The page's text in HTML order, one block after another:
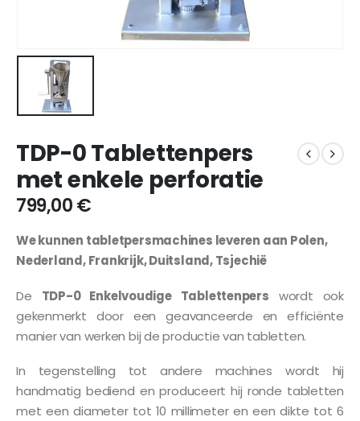
TDP-0 Tablettenpers
met enkele perforatie
799,00€
We kunnen tabletpersmachines leveren aan Polen,
Nederland, Frankrijk, Duitsland, Tsjechië
De TDP-0 Enkelvoudige Tablettenpers wordt ook
gekenmerkt door een geavanceerde en efficiënte
manier van werken bij de productie van tabletten.
In tegenstelling tot andere machines wordt hij
handmatig bediend en produceert hij ronde tabletten
met een diameter tot 10 millimeter en een dikte tot 6